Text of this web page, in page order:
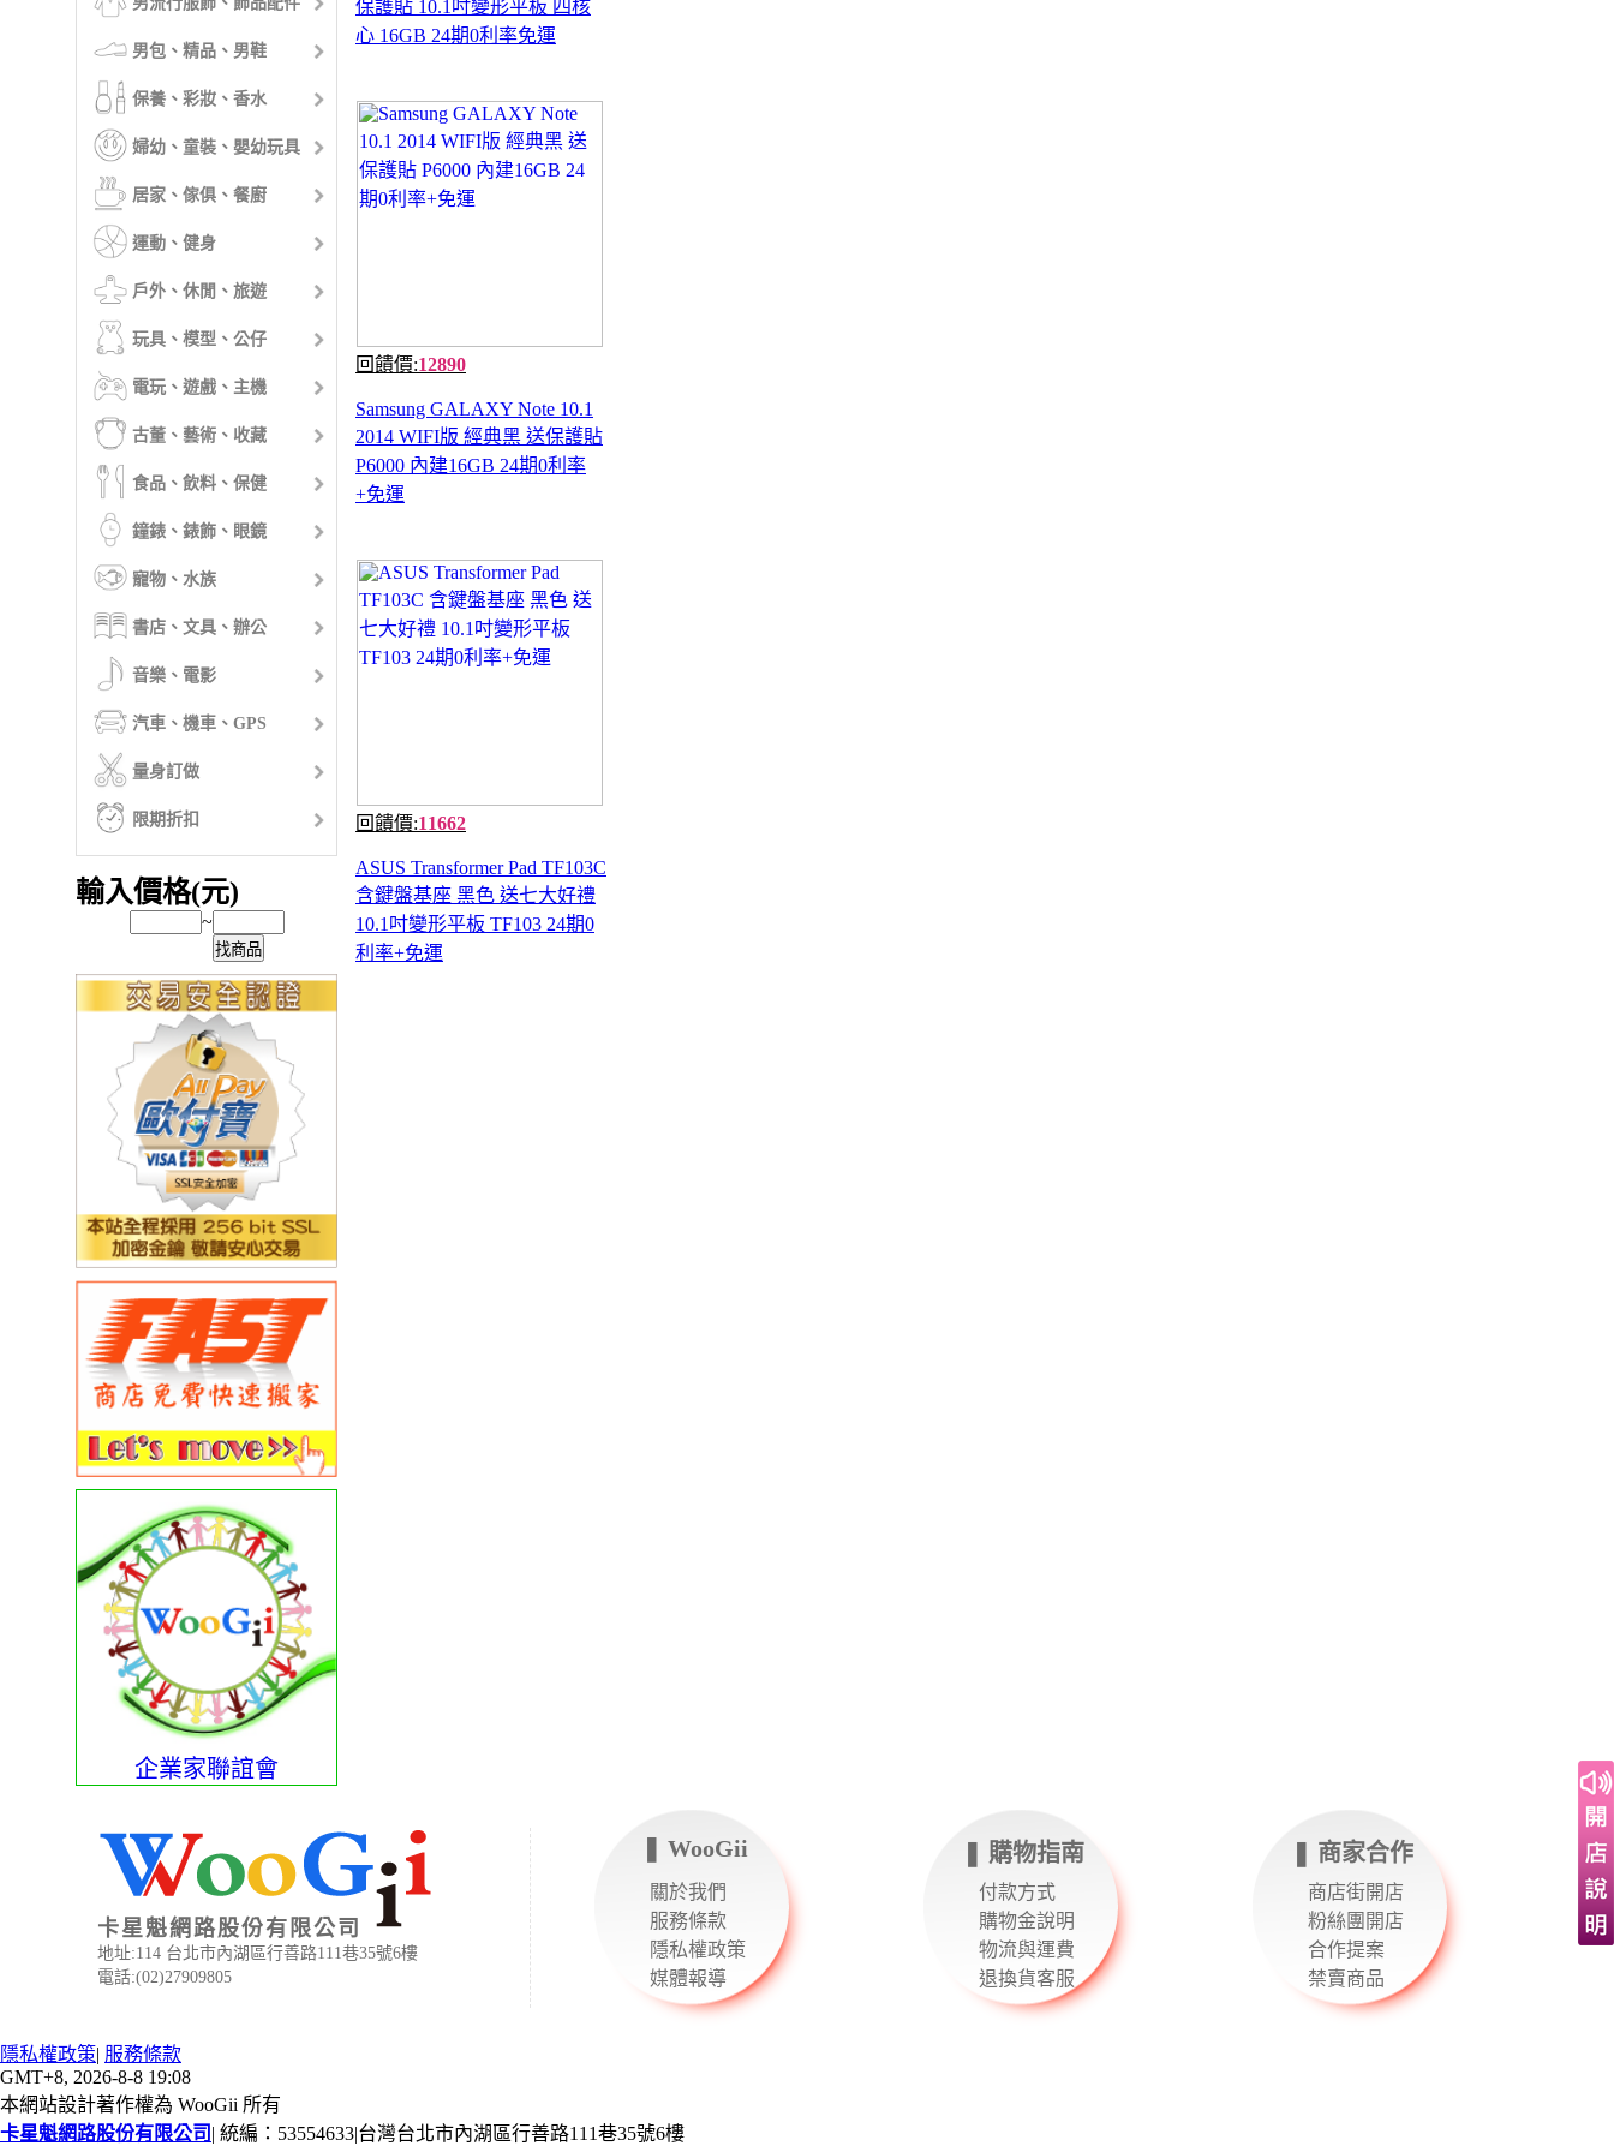
男包、精品、男鞋
保養、彩妝、香水
婦幼、童裝、嬰幼玩具
居家、傢俱、餐廚
運動、健身
戶外、休閒、旅遊
玩具、模型、公仔
電玩、遊戲、主機
古董、藝術、收藏
食品、飲料、保健
鐘錶、錶飾、眼鏡
寵物、水族
書店、文具、辦公
音樂、電影
汽車、機車、GPS
量身訂做
限期折扣
輸入價格(元)
~
找商品
企業家聯誼會
保護貼 10.1吋變形平板 四核
心 16GB 24期0利率免運
回饋價:12890
Samsung GALAXY Note 10.1
2014 WIFI版 經典黑 送保護貼
P6000 內建16GB 24期0利率
+免運
回饋價:11662
ASUS Transformer Pad TF103C
含鍵盤基座 黑色 送七大好禮
10.1吋變形平板 TF103 24期0
利率+免運
卡星魁網路股份有限公司
地址:114 台北市內湖區行善路111巷35號6樓
電話:(02)27909805
❚ WooGii
關於我們
服務條款
隱私權政策
媒體報導
❚ 購物指南
付款方式
購物金說明
物流與運費
退換貨客服
❚ 商家合作
商店街開店
粉絲團開店
合作提案
禁賣商品
隱私權政策| 服務條款
GMT+8, 2026-8-8 19:08
本網站設計著作權為 WooGii 所有
卡星魁網路股份有限公司 | 統編：53554633|台灣台北市內湖區行善路111巷35號6樓